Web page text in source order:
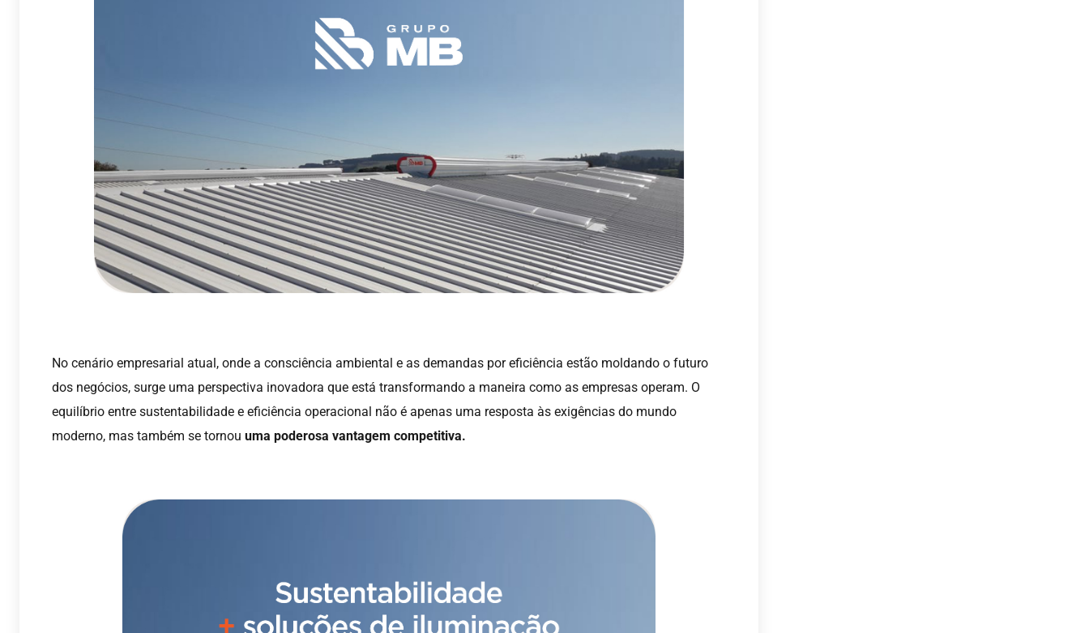
No cenário empresarial atual, onde a consciência ambiental e as demandas por eficiência estão moldando o futuro
dos negócios, surge uma perspectiva inovadora que está transformando a maneira como as empresas operam. O
equilíbrio entre sustentabilidade e eficiência operacional não é apenas uma resposta às exigências do mundo
moderno, mas também se tornou uma poderosa vantagem competitiva.